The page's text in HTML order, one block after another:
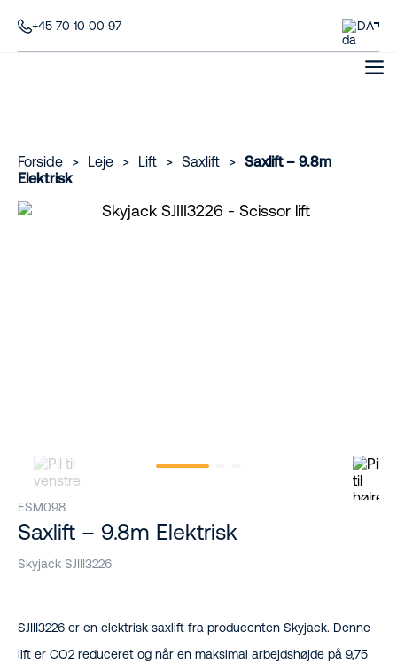
+45 70 10 00 97 DA
Forside > Leje > Lift > Saxlift > Saxlift – 9.8m
Elektrisk
ESM098
Saxlift – 9.8m Elektrisk
Skyjack SJIII3226
SJIII3226 er en elektrisk saxlift fra producenten Skyjack. Denne
lift er CO2 reduceret og når en maksimal arbejdshøjde på 9,75